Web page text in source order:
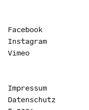
Facebook
Instagram
Vimeo
Impressum
Datenschutz